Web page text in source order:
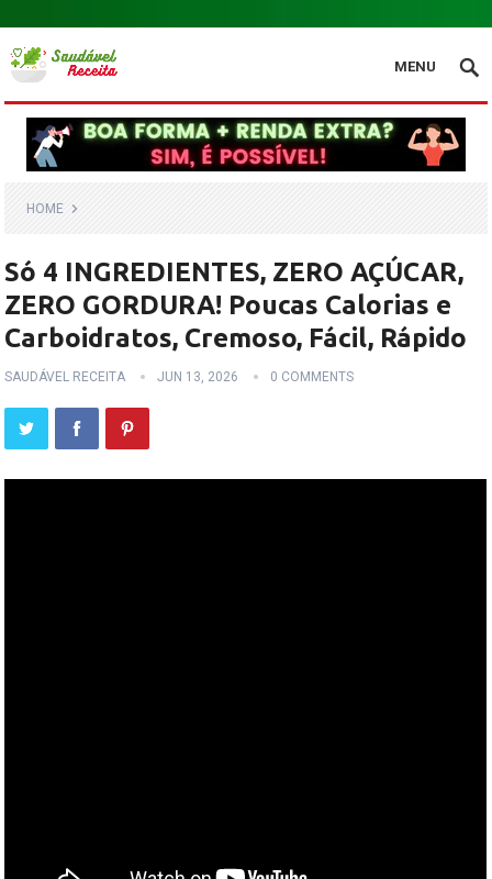
.
MENU
HOME
Só 4 INGREDIENTES, ZERO AÇÚCAR,
ZERO GORDURA! Poucas Calorias e
Carboidratos, Cremoso, Fácil, Rápido
SAUDÁVEL RECEITA JUN 13, 2026 0 COMMENTS